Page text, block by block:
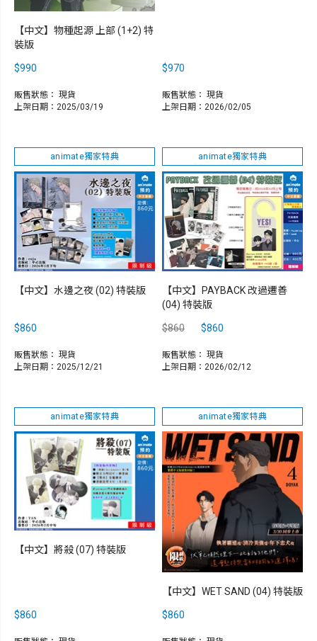
【中文】物種起源 上部 (1+2) 特
裝版
$990
販售狀態： 現貨
上架日期：2025/03/19
$970
販售狀態： 現貨
上架日期：2026/02/05
animate獨家特典
【中文】水邊之夜 (02) 特裝版
$860
販售狀態： 現貨
上架日期：2025/12/21
animate獨家特典
【中文】PAYBACK 改過遷善
(04) 特裝版
$860 $860
販售狀態： 現貨
上架日期：2026/02/12
animate獨家特典
【中文】將殺 (07) 特裝版
$860
animate獨家特典
【中文】WET SAND (04) 特裝版
$860